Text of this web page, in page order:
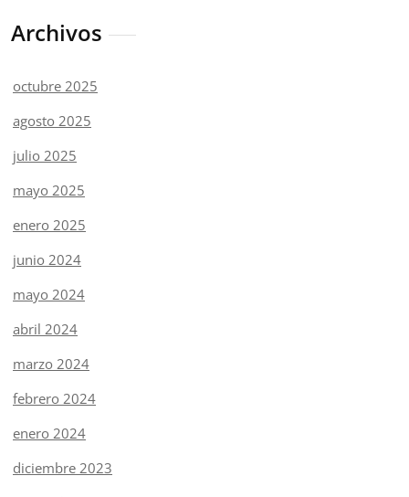
Archivos
octubre 2025
agosto 2025
julio 2025
mayo 2025
enero 2025
junio 2024
mayo 2024
abril 2024
marzo 2024
febrero 2024
enero 2024
diciembre 2023